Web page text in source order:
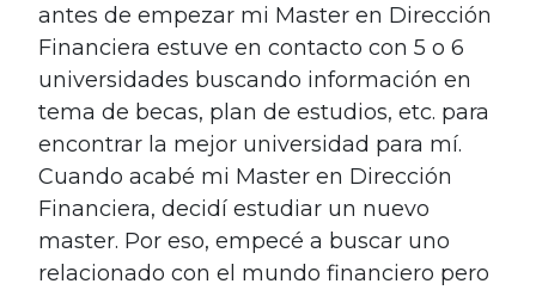
antes de empezar mi Master en Dirección
Financiera estuve en contacto con 5 o 6
universidades buscando información en
tema de becas, plan de estudios, etc. para
encontrar la mejor universidad para mí.
Cuando acabé mi Master en Dirección
Financiera, decidí estudiar un nuevo
master. Por eso, empecé a buscar uno
relacionado con el mundo financiero pero